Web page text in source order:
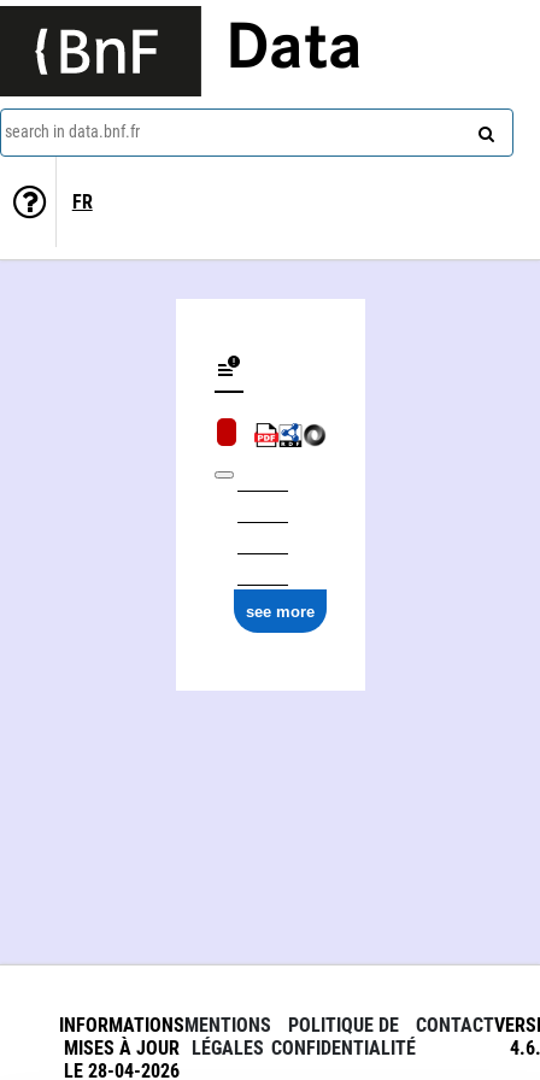
Data
search in data.bnf.fr
FR
see more
INFORMATIONS
MISES À JOUR
LE 28-04-2026
MENTIONS
LÉGALES
POLITIQUE DE
CONFIDENTIALITÉ
CONTACT